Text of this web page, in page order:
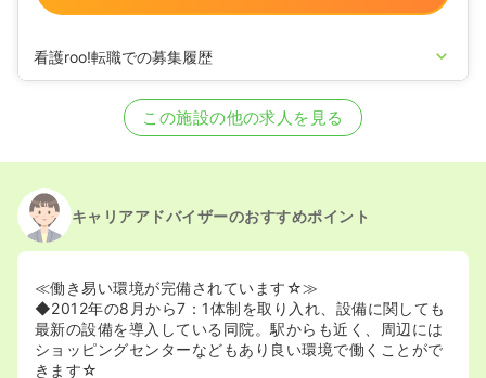
看護roo!転職での募集履歴
この施設の他の求人を見る
キャリアアドバイザーのおすすめポイント
≪働き易い環境が完備されています☆≫
◆2012年の8月から7：1体制を取り入れ、設備に関しても
最新の設備を導入している同院。駅からも近く、周辺には
ショッピングセンターなどもあり良い環境で働くことがで
きます☆